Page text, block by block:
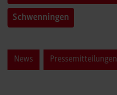
Schwenningen
News Pressemitteilungen